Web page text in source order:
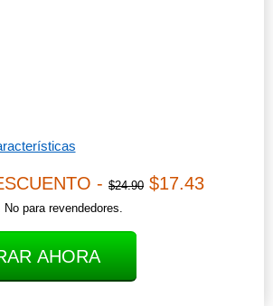
- $24.90 $17.43
para revendedores.
AHORA